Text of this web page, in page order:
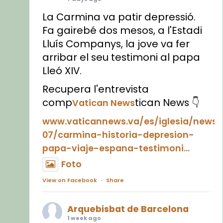
La Carmina va patir depressió.
Fa gairebé dos mesos, a l'Estadi
Lluís Companys, la jove va fer
arribar el seu testimoni al papa
Lleó XIV.
Recupera l'entrevista
compVatican Newstican News 👇
www.vaticannews.va/es/iglesia/news/
07/carmina-historia-depresion-
papa-viaje-espana-testimoni...
Foto
View on Facebook · Share
Arquebisbat de Barcelona
1 week ago